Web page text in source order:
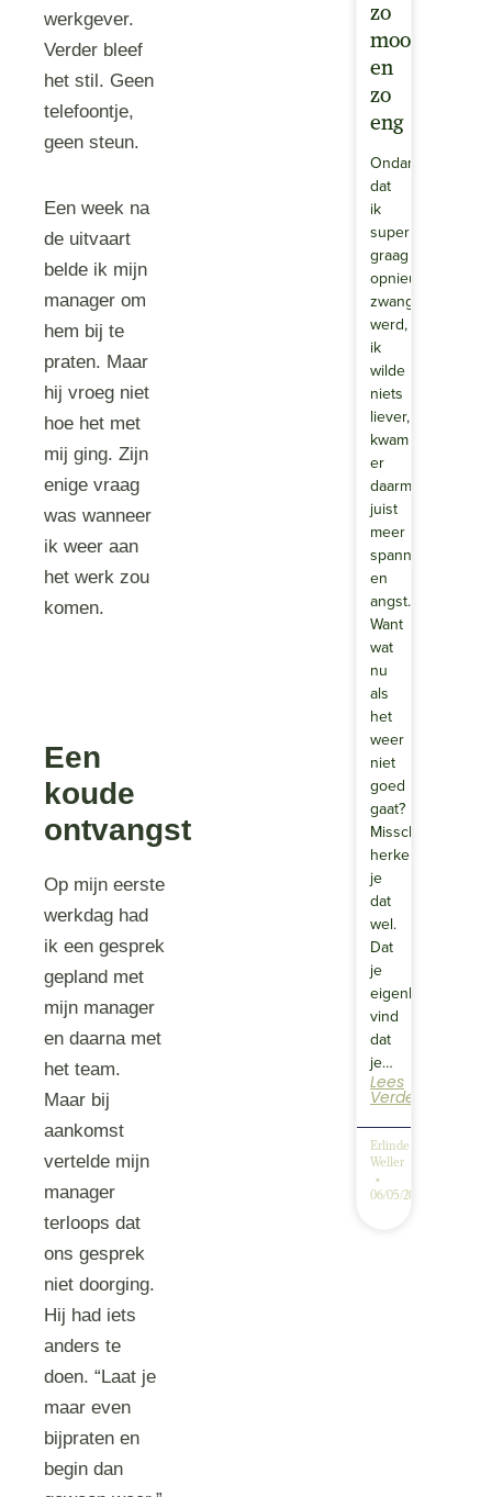
werkgever.
Verder bleef
het stil. Geen
telefoontje,
geen steun.
Een week na
de uitvaart
belde ik mijn
manager om
hem bij te
praten. Maar
hij vroeg niet
hoe het met
mij ging. Zijn
enige vraag
was wanneer
ik weer aan
het werk zou
komen.
Een
koude
ontvangst
Op mijn eerste
werkdag had
ik een gesprek
gepland met
mijn manager
en daarna met
het team.
Maar bij
aankomst
vertelde mijn
manager
terloops dat
ons gesprek
niet doorging.
Hij had iets
anders te
doen. “Laat je
maar even
bijpraten en
begin dan
zo
mooi
en
zo
eng
Ondanks
dat
ik
super
graag
opnieuw
zwanger
werd,
ik
wilde
niets
liever,
kwam
er
daarmee
juist
meer
spanning
en
angst.
Want
wat
nu
als
het
weer
niet
goed
gaat?
Misschien
herken
je
dat
wel.
Dat
je
eigenlijk
vind
dat
je…
Lees
Verder
Erlinde
Weller
06/05/2025